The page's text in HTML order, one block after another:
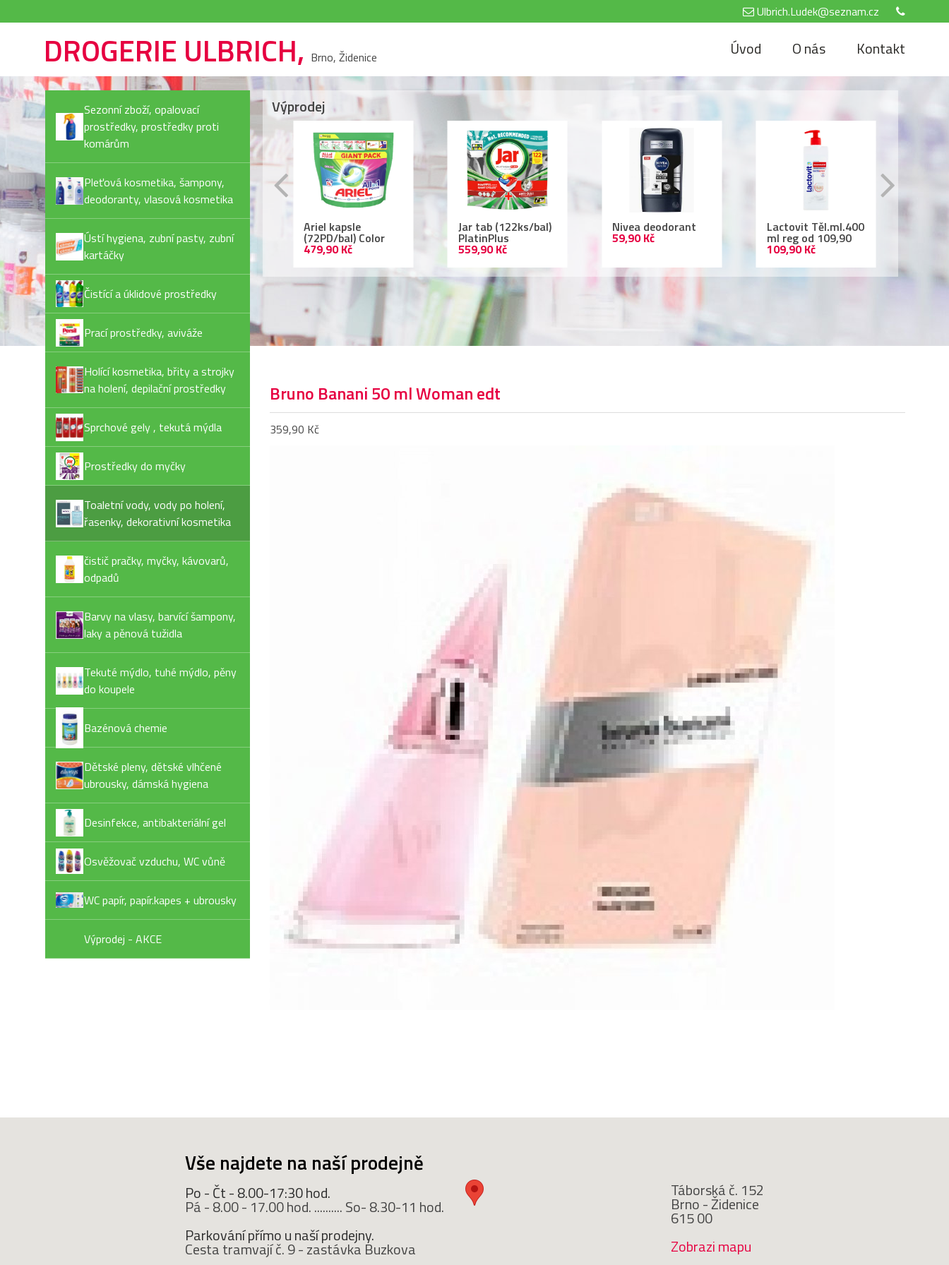
Ulbrich.Ludek@seznam.cz
DROGERIE ULBRICH, Brno, Židenice Úvod O nás Kontakt
Sezonní zboží, opalovací
prostředky, prostředky proti
komárům
Pleťová kosmetika, šampony,
deodoranty, vlasová kosmetika
Ústí hygiena, zubní pasty, zubní
kartáčky
Čistící a úklidové prostředky
Prací prostředky, aviváže
Holící kosmetika, břity a strojky
na holení, depilační prostředky
Sprchové gely , tekutá mýdla
Prostředky do myčky
Toaletní vody, vody po holení,
řasenky, dekorativní kosmetika
čistič pračky, myčky, kávovarů,
odpadů
Barvy na vlasy, barvící šampony,
laky a pěnová tužidla
Tekuté mýdlo, tuhé mýdlo, pěny
do koupele
Bazénová chemie
Dětské pleny, dětské vlhčené
ubrousky, dámská hygiena
Desinfekce, antibakteriální gel
Osvěžovač vzduchu, WC vůně
WC papír, papír.kapes + ubrousky
Výprodej - AKCE
Výprodej
Invisible Pure
Kč
(72PD/bal) Color
479,90 Kč
Jar tab (122ks/bal)
PlatinPlus
559,90 Kč
Nivea deodorant
59,90 Kč
Lactovit Těl.ml.400
ml reg od 109,90
109,90 Kč
Air Wick 250ml
69,90 Kč
Bruno Banani 50 ml Woman edt
359,90 Kč
Vše najdete na naší prodejně
Po - Čt - 8.00-17:30 hod.
Pá - 8.00 - 17.00 hod. .......... So- 8.30-11 hod.
Parkování přímo u naší prodejny.
Cesta tramvají č. 9 - zastávka Buzkova
Táborská č. 152
Brno - Židenice
615 00
Zobrazi mapu